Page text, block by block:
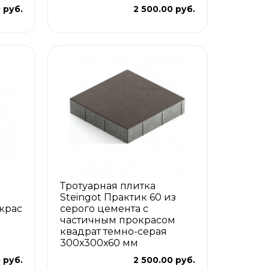
руб. 2 500.00 руб.
руб.
Тротуарная плитка
Steingot Практик 60 из
серого цемента с
частичным прокрасом
квадрат темно-серая
300х300х60 мм
2 500.00 руб.